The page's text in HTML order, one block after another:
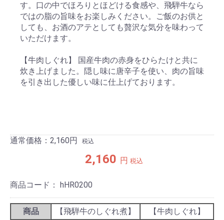
す。口の中でほろりとほどける食感や、飛騨牛なら
ではの脂の旨味をお楽しみください。ご飯のお供と
しても、お酒のアテとしても贅沢な気分を味わって
いただけます。
【牛肉しぐれ】 国産牛肉の赤身をひらたけと共に
炊き上げました。隠し味に唐辛子を使い、肉の旨味
を引き出した優しい味に仕上げております。
通常価格：2,160円 税込
2,160 円 税込
商品コード： hHR0200
商品 【飛騨牛のしぐれ煮】 【牛肉しぐれ】